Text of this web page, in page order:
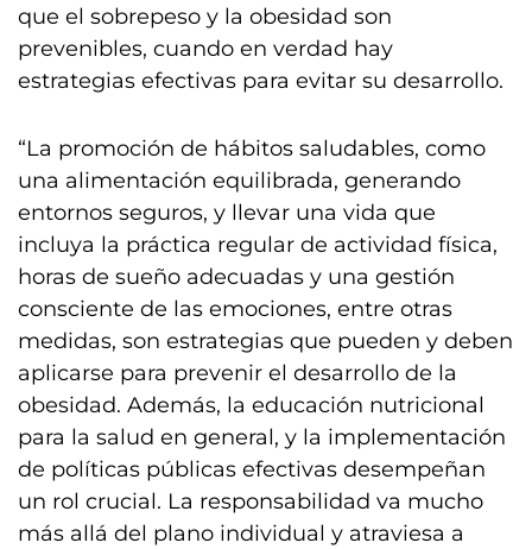
que el sobrepeso y la obesidad son
prevenibles, cuando en verdad hay
estrategias efectivas para evitar su desarrollo.
“La promoción de hábitos saludables, como
una alimentación equilibrada, generando
entornos seguros, y llevar una vida que
incluya la práctica regular de actividad física,
horas de sueño adecuadas y una gestión
consciente de las emociones, entre otras
medidas, son estrategias que pueden y deben
aplicarse para prevenir el desarrollo de la
obesidad. Además, la educación nutricional
para la salud en general, y la implementación
de políticas públicas efectivas desempeñan
un rol crucial. La responsabilidad va mucho
más allá del plano individual y atraviesa a